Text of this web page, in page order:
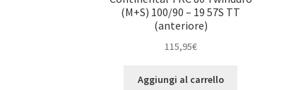
(M+S) 100/90 – 19 57S TT
(anteriore)
115,95€
Aggiungi al carrello